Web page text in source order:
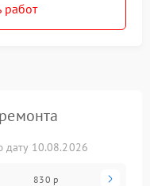
работ
дату 10.08.2026
830 р